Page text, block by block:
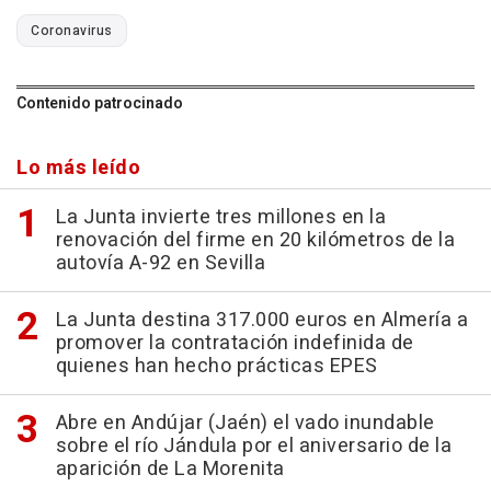
Coronavirus
Contenido patrocinado
Lo más leído
La Junta invierte tres millones en la
renovación del firme en 20 kilómetros de la
autovía A-92 en Sevilla
La Junta destina 317.000 euros en Almería a
promover la contratación indefinida de
quienes han hecho prácticas EPES
Abre en Andújar (Jaén) el vado inundable
sobre el río Jándula por el aniversario de la
aparición de La Morenita